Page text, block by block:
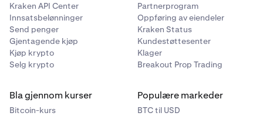
Kraken API Center
Innsatsbelønninger
Send penger
Gjentagende kjøp
Kjøp krypto
Selg krypto
Partnerprogram
Oppføring av eiendeler
Kraken Status
Kundestøttesenter
Klager
Breakout Prop Trading
Bla gjennom kurser
Bitcoin-kurs
Populære markeder
BTC til USD